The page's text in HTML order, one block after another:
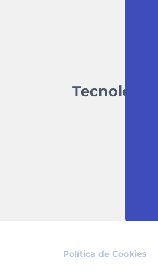
Tecnologia
Política de Cookies